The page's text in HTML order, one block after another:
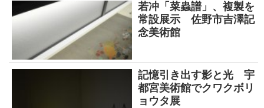
若冲「菜蟲譜」、複製を
常設展示 佐野市吉澤記
念美術館
記憶引き出す影と光 宇
都宮美術館でクワクボリ
ョウタ展